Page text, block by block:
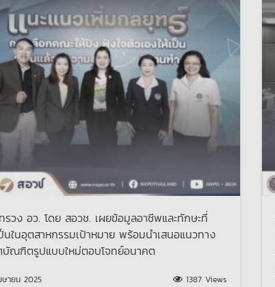
รวง อว. โดย สอวช. เผยข้อมูลอาชีพและทักษะที่
นในอุตสาหกรรมเป้าหมาย พร้อมนำเสนอแนวทาง
ณฑิตรูปแบบใหม่ตอบโจทย์อนาคต
ษายน 2025 1387 Views